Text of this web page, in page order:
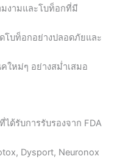
งามและโบท็อกที่มี
โบท็อกอย่างปลอดภัยและ
ใหม่ๆ อย่างสม่ำเสมอ
ด้รับการรับรองจาก FDA
Dysport, Neuronox